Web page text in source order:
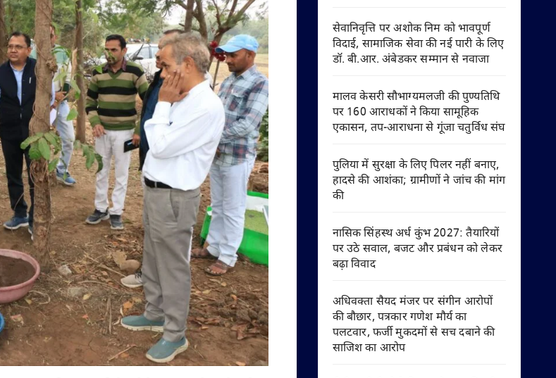
सेवानिवृत्ति पर अशोक निम को भावपूर्ण
विदाई, सामाजिक सेवा की नई पारी के लिए
डॉ. बी.आर. अंबेडकर सम्मान से नवाजा
मालव केसरी सौभाग्यमलजी की पुण्यतिथि
पर 160 आराधकों ने किया सामूहिक
एकासन, तप-आराधना से गूंजा चतुर्विध संघ
पुलिया में सुरक्षा के लिए पिलर नहीं बनाए,
हादसे की आशंका; ग्रामीणों ने जांच की मांग
की
नासिक सिंहस्थ अर्ध कुंभ 2027: तैयारियों
पर उठे सवाल, बजट और प्रबंधन को लेकर
बढ़ा विवाद
अधिवक्ता सैयद मंजर पर संगीन आरोपों
की बौछार, पत्रकार गणेश मौर्य का
पलटवार, फर्जी मुकदमों से सच दबाने की
साजिश का आरोप